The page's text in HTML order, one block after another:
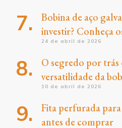
Bobina de aço
investir? Conheça
24 de abril de 2026
O segredo por trás
versatilidade da
10 de abril de 2026
Fita perfurada
antes de comprar